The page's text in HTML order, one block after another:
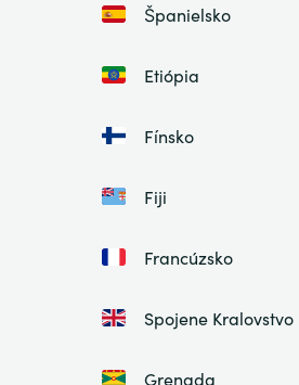
Španielsko
Etiópia
Fínsko
Fiji
Francúzsko
Spojene Kralovstvo
Grenada